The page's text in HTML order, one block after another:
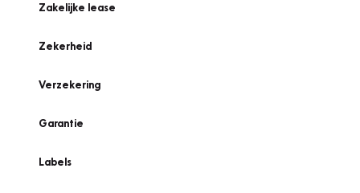
Zakelijke lease
Zekerheid
Verzekering
Garantie
Labels